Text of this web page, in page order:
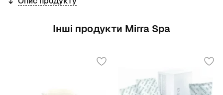
Інші продукти Mirra Spa